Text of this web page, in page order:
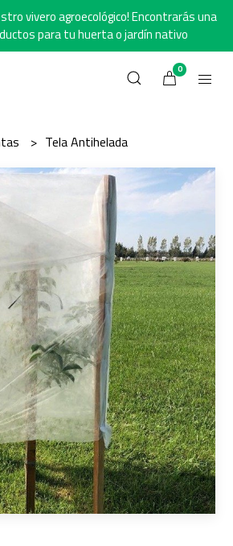
vivero agroecológico! Encontrarás una
para tu huerta o jardín nativo
0
Tela Antihelada